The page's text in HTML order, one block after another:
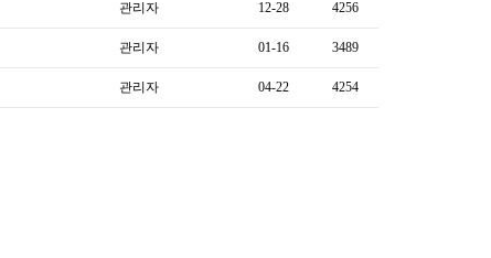
관리자 12-28 4256
관리자 01-16 3489
관리자 04-22 4254